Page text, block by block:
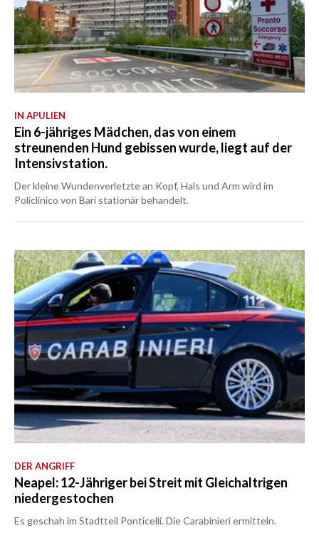
IN APULIEN
Ein 6-jähriges Mädchen, das von einem
streunenden Hund gebissen wurde, liegt auf der
Intensivstation.
Der kleine Wundenverletzte an Kopf, Hals und Arm wird im
Policlinico von Bari stationär behandelt.
DER ANGRIFF
Neapel: 12-Jähriger bei Streit mit Gleichaltrigen
niedergestochen
Es geschah im Stadtteil Ponticelli. Die Carabinieri ermitteln.